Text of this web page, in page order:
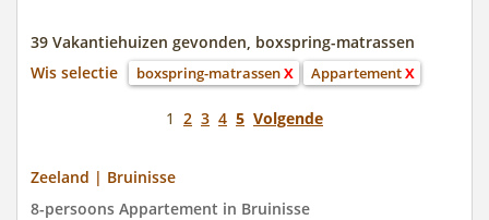
39 Vakantiehuizen gevonden, boxspring-matrassen
Wis selectie
boxspring-matrassenX AppartementX
1 2 3 4 5 Volgende
Zeeland | Bruinisse
8-persoons Appartement in Bruinisse